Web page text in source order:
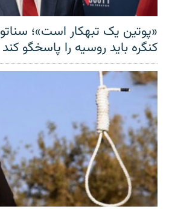
«پوتین یک تبهکار است»؛
کنگره باید روسیه را پاسخگو کند